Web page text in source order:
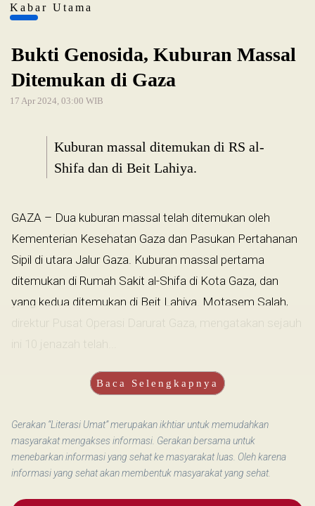
Kabar Utama
Bukti Genosida, Kuburan Massal
Ditemukan di Gaza
17 Apr 2024, 03:00 WIB
Kuburan massal ditemukan di RS al-
Shifa dan di Beit Lahiya.
GAZA – Dua kuburan massal telah ditemukan oleh
Kementerian Kesehatan Gaza dan Pasukan Pertahanan
Sipil di utara Jalur Gaza. Kuburan massal pertama
ditemukan di Rumah Sakit al-Shifa di Kota Gaza, dan
yang kedua ditemukan di Beit Lahiya. Motasem Salah,
direktur Pusat Operasi Darurat Gaza, mengatakan sejauh
ini 10 jenazah telah...
Baca Selengkapnya
Gerakan “Literasi Umat” merupakan ikhtiar untuk memudahkan
masyarakat mengakses informasi. Gerakan bersama untuk
menebarkan informasi yang sehat ke masyarakat luas. Oleh karena
informasi yang sehat akan membentuk masyarakat yang sehat.